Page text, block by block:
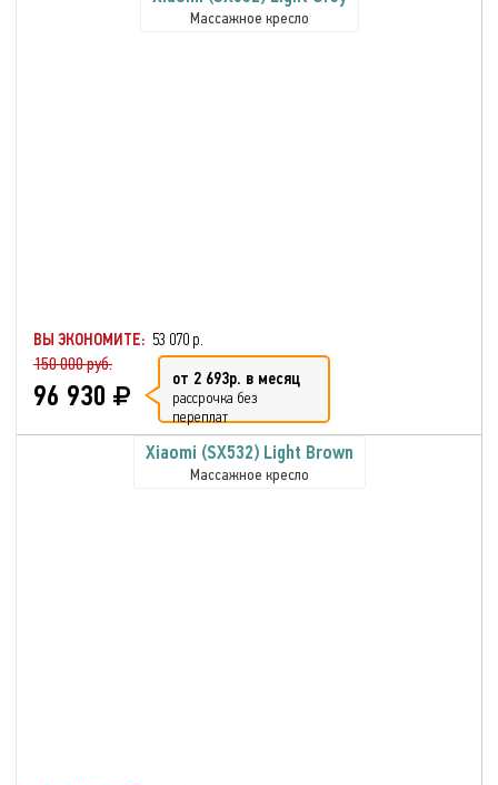
Массажное кресло
ВЫ ЭКОНОМИТЕ: 53 070 р.
150 000 руб.
96 930 от 2 693р. в месяц
рассрочка без
переплат
Xiaomi (SX532) Light Brown
Массажное кресло